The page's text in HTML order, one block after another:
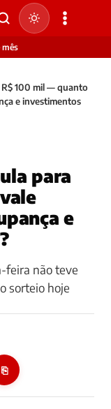
mês
R$ 100 mil — quanto
e investimentos
para
e
feira não teve
sorteio hoje
⎘